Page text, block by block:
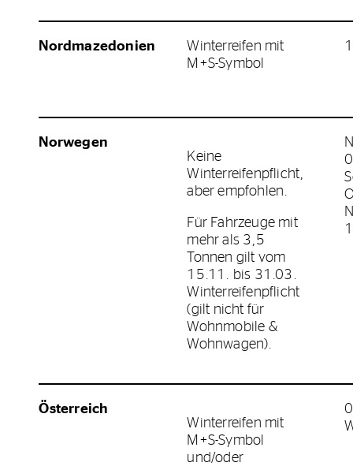
Nordmazedonien
Winterreifen mit
M+S-Symbol
Norwegen
Keine
Winterreifenpflicht,
aber empfohlen.
Für Fahrzeuge mit
mehr als 3,5
Tonnen gilt vom
15.11. bis 31.03.
Winterreifenpflicht
(gilt nicht für
Wohnmobile &
Wohnwagen).
Österreich
Winterreifen mit
M+S-Symbol
und/oder